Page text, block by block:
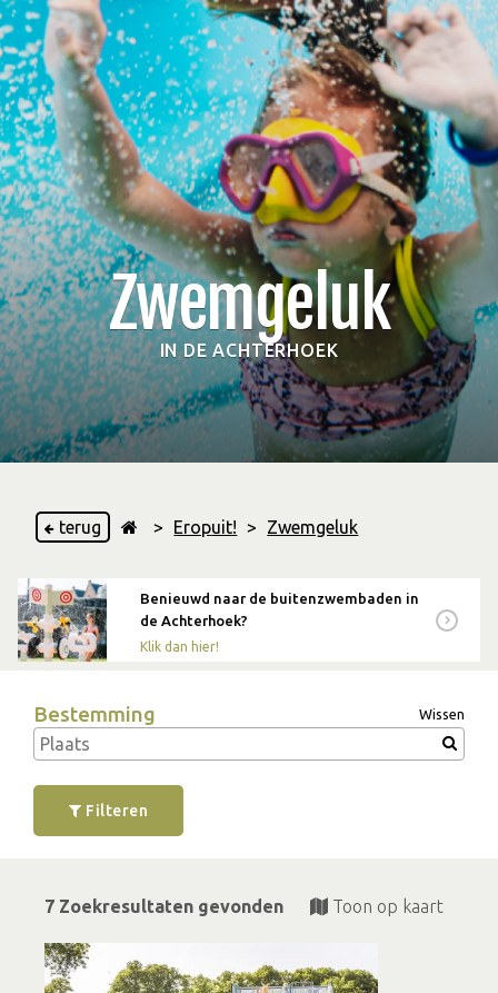
Zwemgeluk
IN DE ACHTERHOEK
terug > Eropuit! > Zwemgeluk
Benieuwd naar de buitenzwembaden in
de Achterhoek?
Klik dan hier!
Bestemming Wissen
Filteren
7 Zoekresultaten gevonden Toon op kaart